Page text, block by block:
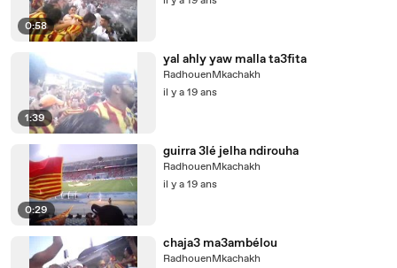
0:58
1:39
yal ahly yaw malla ta3fita
RadhouenMkachakh
il y a 19 ans
0:29
guirra 3lé jelha ndirouha
RadhouenMkachakh
il y a 19 ans
chaja3 ma3ambélou
RadhouenMkachakh